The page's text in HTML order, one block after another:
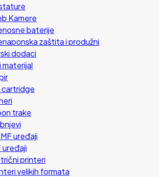
Kamere
baterije
zaštita i produžni
dodaci
cartridge
trake
uređaji
uređaji
printeri
velikih formata